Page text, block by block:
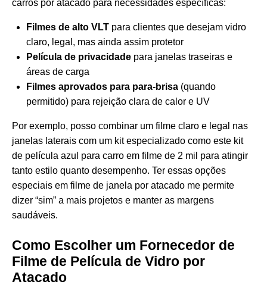
carros por atacado para necessidades específicas:
Filmes de alto VLT para clientes que desejam vidro
claro, legal, mas ainda assim protetor
Película de privacidade para janelas traseiras e
áreas de carga
Filmes aprovados para para-brisa (quando
permitido) para rejeição clara de calor e UV
Por exemplo, posso combinar um filme claro e legal nas
janelas laterais com um kit especializado como este kit
de película azul para carro em filme de 2 mil para atingir
tanto estilo quanto desempenho. Ter essas opções
especiais em filme de janela por atacado me permite
dizer “sim” a mais projetos e manter as margens
saudáveis.
Como Escolher um Fornecedor de
Filme de Película de Vidro por
Atacado